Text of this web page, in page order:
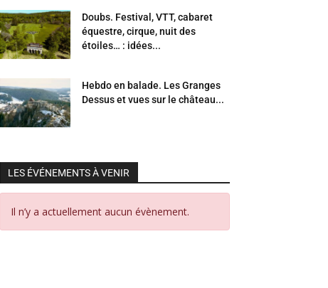
Doubs. Festival, VTT, cabaret
équestre, cirque, nuit des
étoiles… : idées...
Hebdo en balade. Les Granges
Dessus et vues sur le château...
LES ÉVÉNEMENTS À VENIR
Il n’y a actuellement aucun évènement.